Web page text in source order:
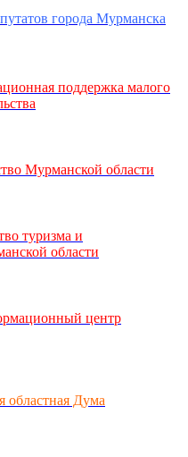
города Мурманска
поддержка малого
Мурманской области
туризма и
области
центр
областная Дума